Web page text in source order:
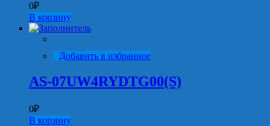
0₽
В корзину
Добавить в избранное
AS-07UW4RYDTG00(S)
0₽
В корзину